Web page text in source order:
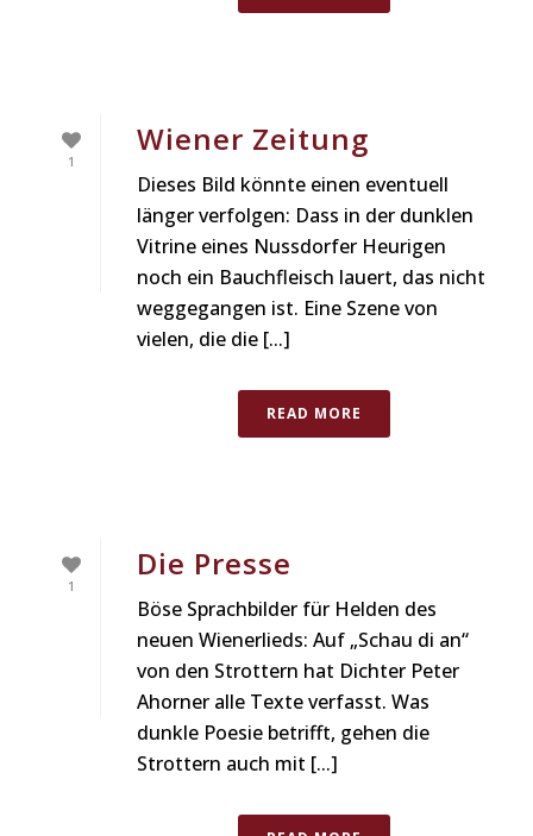
1
Wiener Zeitung
Dieses Bild könnte einen eventuell
länger verfolgen: Dass in der dunklen
Vitrine eines Nussdorfer Heurigen
noch ein Bauchfleisch lauert, das nicht
weggegangen ist. Eine Szene von
vielen, die die [...]
READ MORE
1
Die Presse
Böse Sprachbilder für Helden des
neuen Wienerlieds: Auf „Schau di an“
von den Strottern hat Dichter Peter
Ahorner alle Texte verfasst. Was
dunkle Poesie betrifft, gehen die
Strottern auch mit [...]